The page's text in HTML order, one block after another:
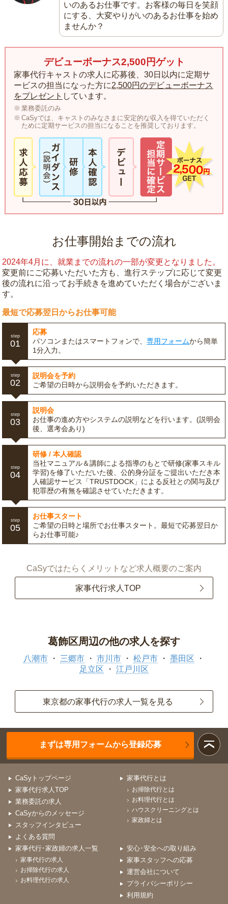
いのあるお仕事です。お客様の毎日を笑顔
にする、大変やりがいのあるお仕事を始め
ませんか？
デビューボーナス2,500円ゲット
家事代行キャストの求人に応募後、30日以内に定期サ
ービスの担当になった方に2,500円のデビューボーナス
をプレゼント しています。
業務委託のみ
CaSyでは、キャストのみなさまに安定的な収入を得ていただく
ために定期サービスの担当になることを推奨しております。
お仕事開始までの流れ
2024年4月に、就業までの流れの一部が変更となりました。
変更前にご応募いただいた方も、進行ステップに応じて変更
後の流れに沿ってお手続きを進めていただく場合がございま
す。
最短で応募翌日からお仕事可能
step
01
応募
パソコンまたはスマートフォンで、専用フォームから簡単
1分入力。
step
02
説明会を予約
ご希望の日時から説明会を予約いただきます。
step
03
説明会
お仕事の進め方やシステムの説明などを行います。(説明会
後、選考会あり)
step
04
研修 / 本人確認
当社マニュアル＆講師による指導のもとで研修(家事スキル
学習)を修了いただいた後、公的身分証をご提出いただき本
人確認サービス「TRUSTDOCK」による反社との関与及び
犯罪歴の有無を確認させていただきます。
step
05
お仕事スタート
ご希望の日時と場所でお仕事スタート。最短で応募翌日か
らお仕事可能♪
CaSyではたらくメリットなど求人概要のご案内
家事代行求人TOP
葛飾区周辺の他の求人を探す
八潮市 三郷市 市川市 松戸市
墨田区
足立区
江戸川区
東京都の家事代行の求人一覧を見る
まずは専用フォームから登録応募
CaSyトップページ
家事代行求人TOP
業務委託の求人
CaSyからのメッセージ
スタッフインタビュー
よくある質問
家事代行とは
お掃除代行とは
お料理代行とは
ハウスクリーニングとは
家政婦とは
家事代行･家政婦の求人一覧
家事代行の求人
お掃除代行の求人
お料理代行の求人
安心･安全への取り組み
家事スタッフへの応募
運営会社について
プライバシーポリシー
利用規約